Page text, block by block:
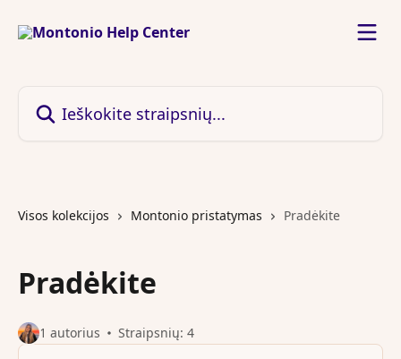
Visos kolekcijos Montonio pristatymas Pradėkite
Pradėkite
1 autorius Straipsnių: 4